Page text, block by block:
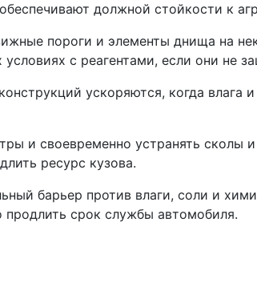
должной стойкости к
пороги и элементы днища на
с реагентами, если они не
ускоряются, когда влага
и своевременно устранять сколы
ресурс кузова.
барьер против влаги, соли и
срок службы автомобиля.